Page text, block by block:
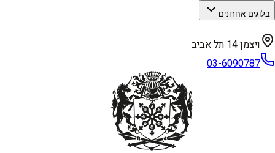
בלוגים אחרונים
ויצמן 14 תל אביב
03-6090787